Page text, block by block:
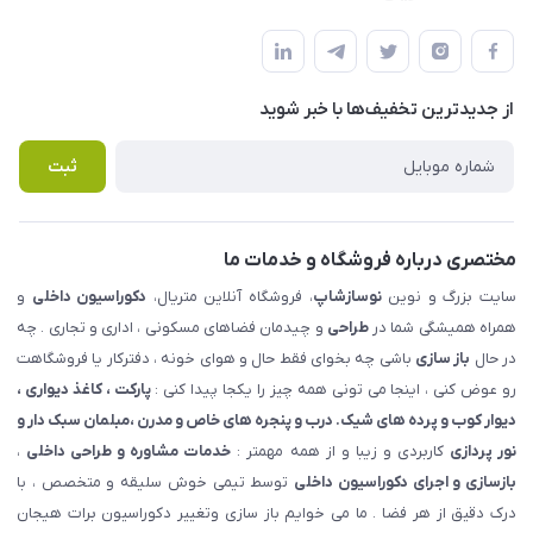
املاک مدنی - نوساز شاپ
لیست محصولات
درباره ما
قوانین و مقررات
حریم خصوصی
راهنما
پرسش های متداول
از جدید‌ترین تخفیف‌ها با‌ خبر شوید
ثبت
مختصری درباره فروشگاه و خدمات ما
سایت بزرگ و نویننوسازشاپ، فروشگاه آنلاین متریال، دکوراسیون داخلی و
همراه همیشگی شما درطراحی و چیدمان فضاهای مسکونی ، اداری و تجاری . چه
در حال باز سازی باشی چه بخوای فقط حال و هوای خونه ، دفترکار یا فروشگاهت
رو عوض کنی ، اینجا می تونی همه چیز را یکجا پیدا کنی :پارکت ، کاغذ دیواری ،
دیوار کوب و پرده های شیک. درب و پنجره های خاص و مدرن ،مبلمان سبک دار و
نور پردازی کاربردی و زیبا و از همه مهمتر : خدمات مشاوره و طراحی داخلی ،
بازسازی و اجرای دکوراسیون داخلی توسط تیمی خوش سلیقه و متخصص ، با
درک دقیق از هر فضا . ما می خوایم باز سازی وتغییر دکوراسیون برات هیجان